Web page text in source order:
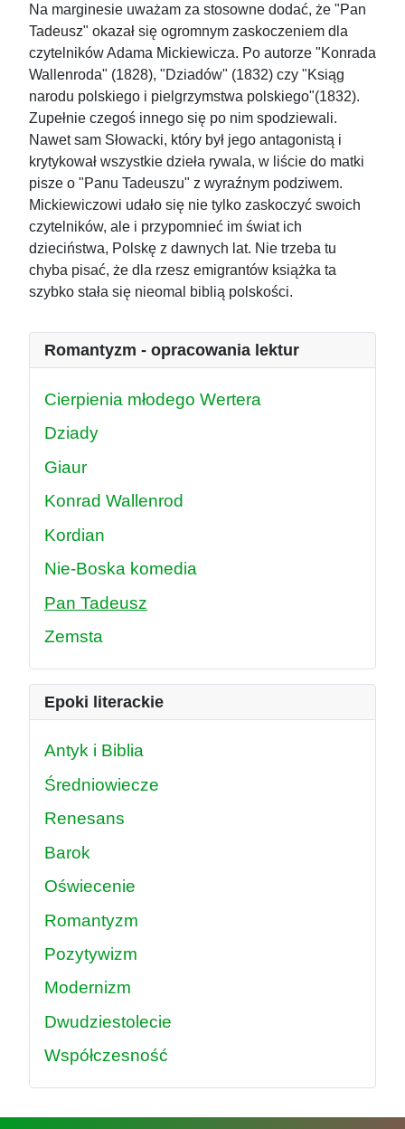
Na marginesie uważam za stosowne dodać, że "Pan
Tadeusz" okazał się ogromnym zaskoczeniem dla
czytelników Adama Mickiewicza. Po autorze "Konrada
Wallenroda" (1828), "Dziadów" (1832) czy "Ksiąg
narodu polskiego i pielgrzymstwa polskiego"(1832).
Zupełnie czegoś innego się po nim spodziewali.
Nawet sam Słowacki, który był jego antagonistą i
krytykował wszystkie dzieła rywala, w liście do matki
pisze o "Panu Tadeuszu" z wyraźnym podziwem.
Mickiewiczowi udało się nie tylko zaskoczyć swoich
czytelników, ale i przypomnieć im świat ich
dzieciństwa, Polskę z dawnych lat. Nie trzeba tu
chyba pisać, że dla rzesz emigrantów książka ta
szybko stała się nieomal biblią polskości.
Romantyzm - opracowania lektur
Cierpienia młodego Wertera
Dziady
Giaur
Konrad Wallenrod
Kordian
Nie-Boska komedia
Pan Tadeusz
Zemsta
Epoki literackie
Antyk i Biblia
Średniowiecze
Renesans
Barok
Oświecenie
Romantyzm
Pozytywizm
Modernizm
Dwudziestolecie
Współczesność